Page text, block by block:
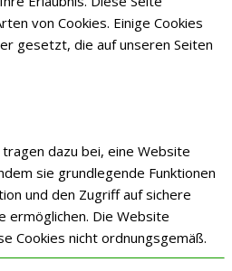
von Cookies. Einige Cookies
gesetzt, die auf unseren Seiten
dazu bei, eine Website
sie grundlegende Funktionen
und den Zugriff auf sichere
ermöglichen. Die Website
Cookies nicht ordnungsgemäß.